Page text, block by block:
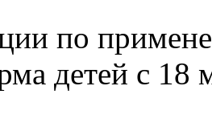
по
детей с 18